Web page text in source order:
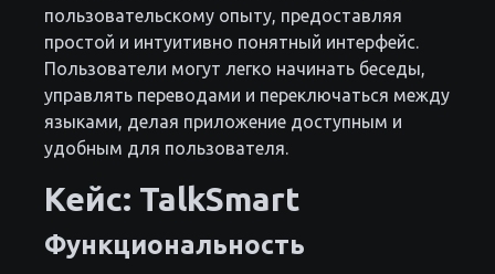
пользовательскому опыту, предоставляя
простой и интуитивно понятный интерфейс.
Пользователи могут легко начинать беседы,
управлять переводами и переключаться между
языками, делая приложение доступным и
удобным для пользователя.
Кейс: TalkSmart
Функциональность